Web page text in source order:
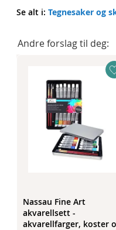
Se alt i:Tegnesaker og
Andre forslag til deg:
Nassau Fine Art
akvarellsett -
akvarellfarger, koster